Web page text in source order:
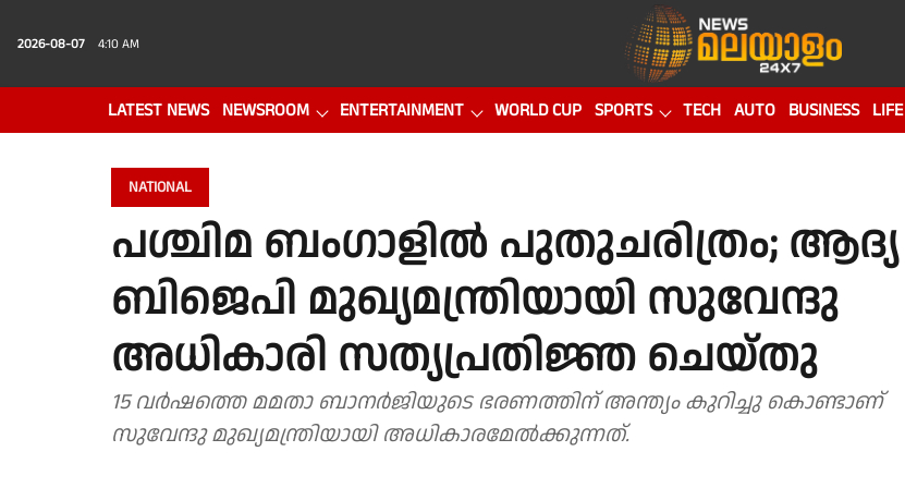
2026-08-07 4:10 AM
LATEST NEWS NEWSROOM ENTERTAINMENT WORLD CUP SPORTS TECH AUTO BUSINESS LIFE
NATIONAL
പശ്ചിമ ബംഗാളിൽ പുതുചരിത്രം; ആദ്യ
ബിജെപി മുഖ്യമന്ത്രിയായി സുവേന്ദു
അധികാരി സത്യപ്രതിജ്ഞ ചെയ്തു
15 വര്‍ഷത്തെ മമതാ ബാനര്‍ജിയുടെ ഭരണത്തിന് അന്ത്യം കുറിച്ചു കൊണ്ടാണ്
സുവേന്ദു മുഖ്യമന്ത്രിയായി അധികാരമേൽക്കുന്നത്.